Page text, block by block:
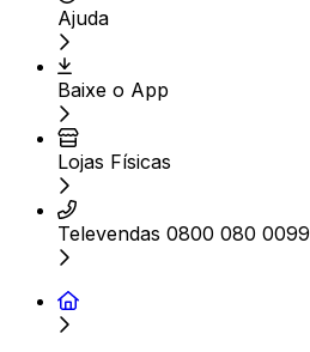
Ajuda
Baixe o App
Lojas Físicas
Televendas 0800 080 0099